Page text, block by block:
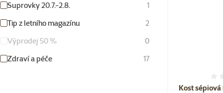
Suprovky 20.7.-2.8.
1
Tip z letního magazínu
2
Výprodej 50 %
0
Zdraví a péče
17
Kost